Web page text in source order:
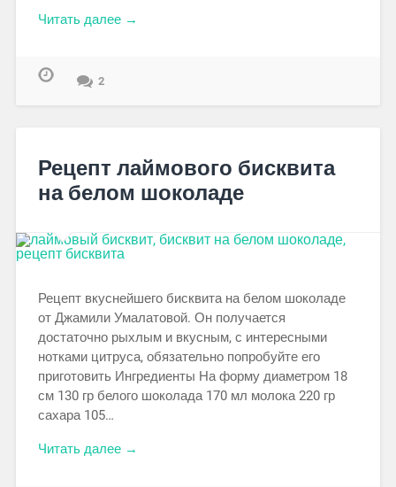
Читать далее →
2
Рецепт лаймового бисквита
на белом шоколаде
Рецепт вкуснейшего бисквита на белом шоколаде
от Джамили Умалатовой. Он получается
достаточно рыхлым и вкусным, с интересными
нотками цитруса, обязательно попробуйте его
приготовить Ингредиенты На форму диаметром 18
см 130 гр белого шоколада 170 мл молока 220 гр
сахара 105…
Читать далее →